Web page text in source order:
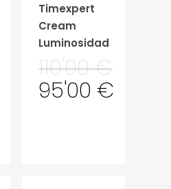
Timexpert
Cream
Luminosidad
110'00€
95'00 €